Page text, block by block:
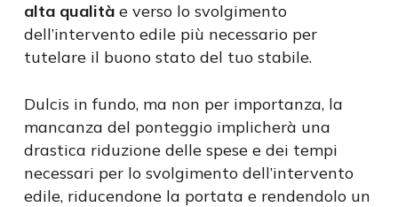
alta qualitàe verso lo svolgimento
dell’intervento edile più necessario per
tutelare il buono stato del tuo stabile.
Dulcis in fundo, ma non per importanza, la
mancanza del ponteggio implicherà una
drastica riduzione delle spese e dei tempi
necessari per lo svolgimento dell’intervento
edile, riducendone la portata e rendendolo un